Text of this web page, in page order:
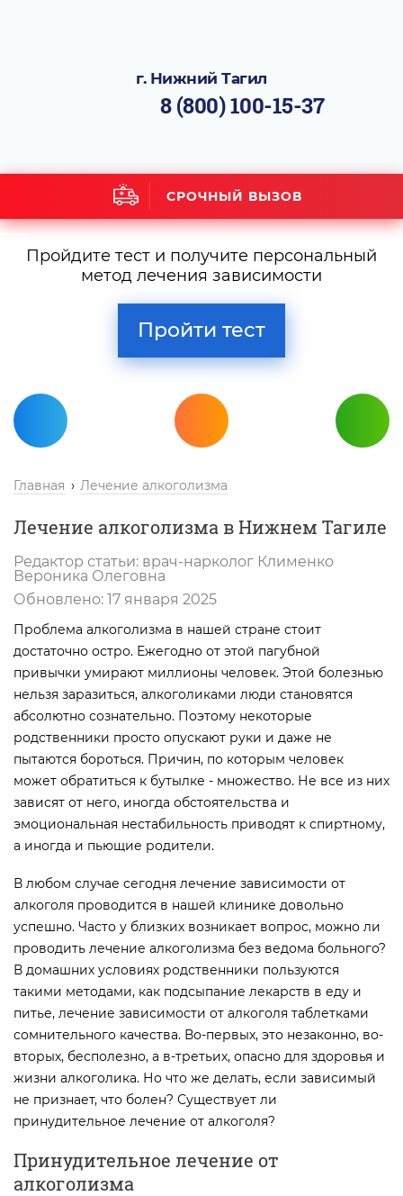
г. Нижний Тагил
8 (800) 100-15-37
СРОЧНЫЙ ВЫЗОВ
Пройдите тест и получите персональный
метод лечения зависимости
Пройти тест
Главная Лечение алкоголизма
Лечение алкоголизма в Нижнем Тагиле
Редактор статьи: врач-нарколог Клименко
Вероника Олеговна
Обновлено: 17 января 2025
Проблема алкоголизма в нашей стране стоит
достаточно остро. Ежегодно от этой пагубной
привычки умирают миллионы человек. Этой болезнью
нельзя заразиться, алкоголиками люди становятся
абсолютно сознательно. Поэтому некоторые
родственники просто опускают руки и даже не
пытаются бороться. Причин, по которым человек
может обратиться к бутылке - множество. Не все из них
зависят от него, иногда обстоятельства и
эмоциональная нестабильность приводят к спиртному,
а иногда и пьющие родители.
В любом случае сегодня лечение зависимости от
алкоголя проводится в нашей клинике довольно
успешно. Часто у близких возникает вопрос, можно ли
проводить лечение алкоголизма без ведома больного?
В домашних условиях родственники пользуются
такими методами, как подсыпание лекарств в еду и
питье, лечение зависимости от алкоголя таблетками
сомнительного качества. Во-первых, это незаконно, во-
вторых, бесполезно, а в-третьих, опасно для здоровья и
жизни алкоголика. Но что же делать, если зависимый
не признает, что болен? Существует ли
принудительное лечение от алкоголя?
Принудительное лечение от
алкоголизма